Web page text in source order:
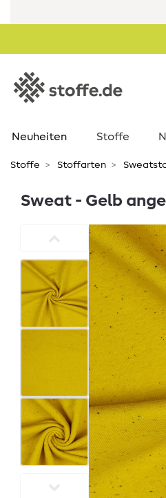
Neuheiten Stoffe
Stoffe Stoffarten
Sweat - Gelb